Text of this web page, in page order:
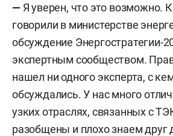
— Я уверен, что это возможно.
говорили в министерстве
обсуждение Энергостратегии-
экспертным сообществом.
нашел ни одного эксперта, с
обсуждались. У нас много
узких отраслях, связанных с
разобщены и плохо знаем друг